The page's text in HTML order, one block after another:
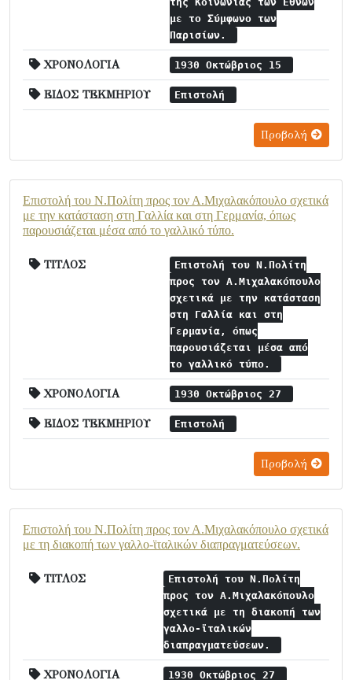
με το Σύμφωνο των
Παρισίων.
ΧΡΟΝΟΛΟΓΙΑ 1930 Οκτώβριος 15
ΕΙΔΟΣ ΤΕΚΜΗΡΙΟΥ Επιστολή
Προβολή
Επιστολή του Ν.Πολίτη προς τον Α.Μιχαλακόπουλο σχετικά
με την κατάσταση στη Γαλλία και στη Γερμανία, όπως
παρουσιάζεται μέσα από το γαλλικό τύπο.
ΤΙΤΛΟΣ
Επιστολή του Ν.Πολίτη
προς τον Α.Μιχαλακόπουλο
σχετικά με την κατάσταση
στη Γαλλία και στη
Γερμανία, όπως
παρουσιάζεται μέσα από
το γαλλικό τύπο.
ΧΡΟΝΟΛΟΓΙΑ 1930 Οκτώβριος 27
ΕΙΔΟΣ ΤΕΚΜΗΡΙΟΥ Επιστολή
Προβολή
Επιστολή του Ν.Πολίτη προς τον Α.Μιχαλακόπουλο σχετικά
με τη διακοπή των γαλλο-ϊταλικών διαπραγματεύσεων.
ΤΙΤΛΟΣ
Επιστολή του Ν.Πολίτη
προς τον Α.Μιχαλακόπουλο
σχετικά με τη διακοπή των
γαλλο-ϊταλικών
διαπραγματεύσεων.
ΧΡΟΝΟΛΟΓΙΑ 1930 Οκτώβριος 27